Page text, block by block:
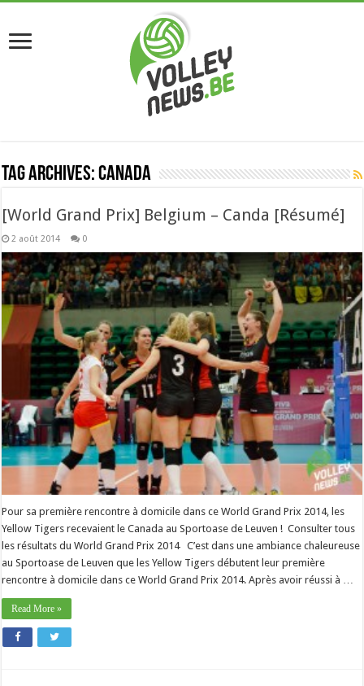
Tag Archives:canada
[World Grand Prix] Belgium – Canda [Résumé]
2 août 2014 0
Pour sa première rencontre à domicile dans ce World Grand Prix 2014, les
Yellow Tigers recevaient le Canada au Sportoase de Leuven ! Consulter tous
les résultats du World Grand Prix 2014 C’est dans une ambiance chaleureuse
au Sportoase de Leuven que les Yellow Tigers débutent leur première
rencontre à domicile dans ce World Grand Prix 2014. Après avoir réussi à …
Read More »